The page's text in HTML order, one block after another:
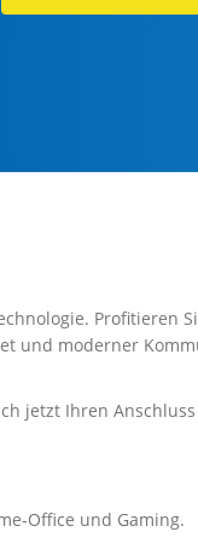
Profitieren
und moderner
jetzt Ihren
Office und Gaming.